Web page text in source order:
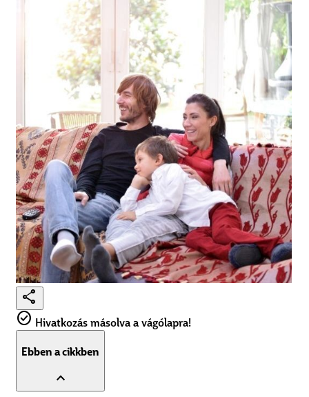
share
check_circle Hivatkozás másolva a vágólapra!
Ebben a cikkben
expand_less